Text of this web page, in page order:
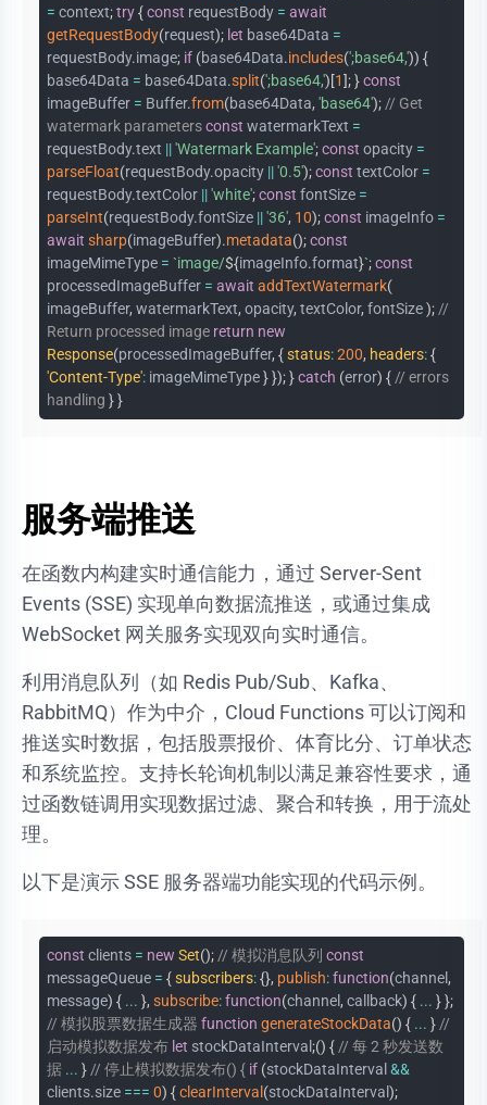
= context;try{const requestBody = await
getRequestBody(request); let base64Data =
requestBody.image; if (base64Data.includes(';base64,')) {
base64Data = base64Data.split(';base64,')[1];}const
imageBuffer = Buffer.from(base64Data, 'base64');// Get
watermark parametersconst watermarkText =
requestBody.text ||'Watermark Example';const opacity =
parseFloat(requestBody.opacity ||'0.5');const textColor =
requestBody.textColor ||'white';const fontSize =
parseInt(requestBody.fontSize ||'36', 10);const imageInfo =
await sharp(imageBuffer).metadata();const
imageMimeType = `image/${imageInfo.format}`;const
processedImageBuffer = await addTextWatermark(
imageBuffer, watermarkText, opacity, textColor, fontSize);//
Return processed image return new
Response(processedImageBuffer, {status:200, headers:{
'Content-Type': imageMimeType}});}catch (error) {// errors
handling }}
服务端推送
在函数内构建实时通信能力，通过 Server-Sent
Events (SSE) 实现单向数据流推送，或通过集成
WebSocket 网关服务实现双向实时通信。
利用消息队列（如 Redis Pub/Sub、Kafka、
RabbitMQ）作为中介，Cloud Functions 可以订阅和
推送实时数据，包括股票报价、体育比分、订单状态
和系统监控。支持长轮询机制以满足兼容性要求，通
过函数链调用实现数据过滤、聚合和转换，用于流处
理。
以下是演示 SSE 服务器端功能实现的代码示例。
const clients = new Set();// 模拟消息队列 const
messageQueue = {subscribers:{}, publish:function(channel,
message) { ... }, subscribe:function(channel, callback) { ... }};
// 模拟股票数据生成器 function generateStockData() { ... }//
启动模拟数据发布 let stockDataInterval ;() {// 每 2 秒发送数
据 ... }// 停止模拟数据发布() { if (stockDataInterval &&
clients.size === 0) {clearInterval (stockDataInterval );